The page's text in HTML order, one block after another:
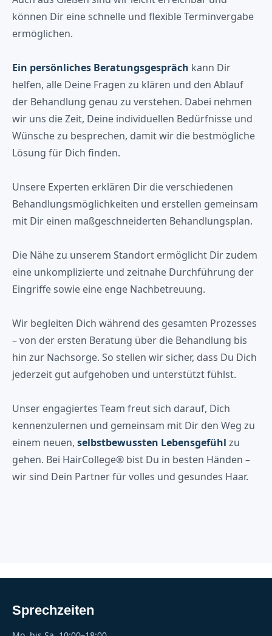
können Dir eine schnelle und flexible Terminvergabe
ermöglichen.
Ein persönliches Beratungsgespräch kann Dir
helfen, alle Deine Fragen zu klären und den Ablauf
der Behandlung genau zu verstehen. Dabei nehmen
wir uns die Zeit, Deine individuellen Bedürfnisse und
Wünsche zu besprechen, damit wir die bestmögliche
Lösung für Dich finden.
Unsere Experten erklären Dir die verschiedenen
Behandlungsmöglichkeiten und erstellen gemeinsam
mit Dir einen maßgeschneiderten Behandlungsplan.
Die Nähe zu unserem Standort ermöglicht Dir zudem
eine unkomplizierte und zeitnahe Durchführung der
Eingriffe sowie eine enge Nachbetreuung.
Wir begleiten Dich während des gesamten Prozesses
– von der ersten Beratung über die Behandlung bis
hin zur Nachsorge. So stellen wir sicher, dass Du Dich
jederzeit gut aufgehoben und unterstützt fühlst.
Unser engagiertes Team freut sich darauf, Dich
kennenzulernen und gemeinsam mit Dir den Weg zu
einem neuen, selbstbewussten Lebensgefühl zu
gehen. Bei HairCollege® bist Du in besten Händen –
wir sind Dein Partner für volles und gesundes Haar.
Sprechzeiten